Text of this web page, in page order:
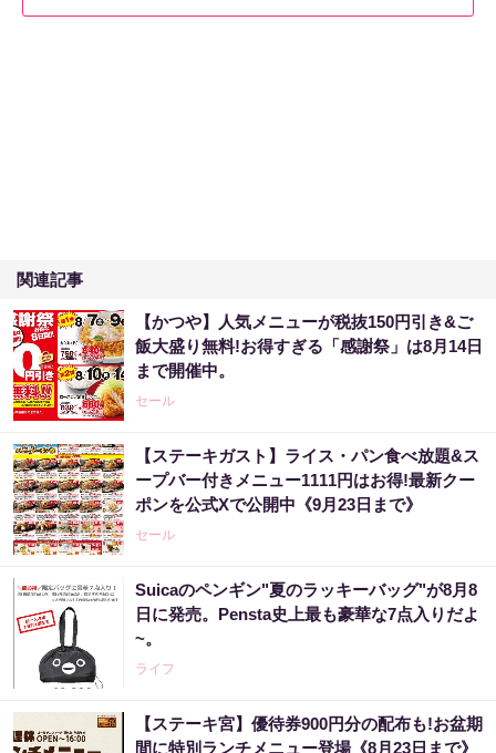
関連記事
【かつや】人気メニューが税抜150円引き&ご
飯大盛り無料!お得すぎる「感謝祭」は8月14日
まで開催中。
セール
【ステーキガスト】ライス・パン食べ放題&ス
ープバー付きメニュー1111円はお得!最新クー
ポンを公式Xで公開中《9月23日まで》
セール
Suicaのペンギン"夏のラッキーバッグ"が8月8
日に発売。Pensta史上最も豪華な7点入りだよ
~。
ライフ
【ステーキ宮】優待券900円分の配布も!お盆期
間に特別ランチメニュー登場《8月23日まで》